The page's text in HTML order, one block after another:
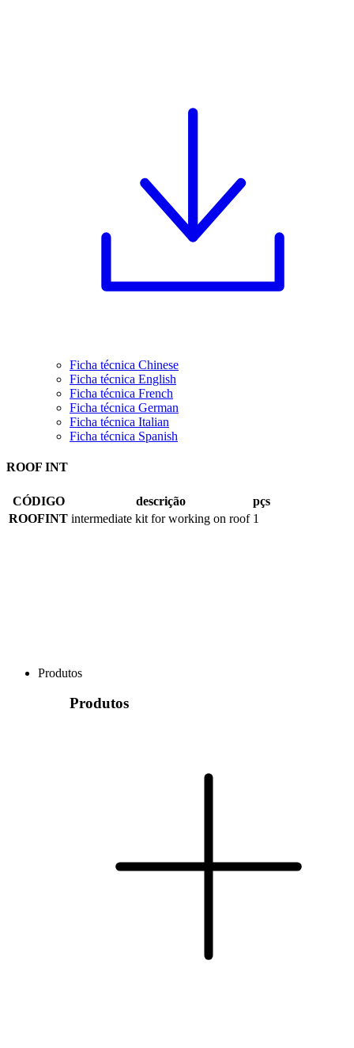
Ficha técnica Chinese
Ficha técnica English
Ficha técnica French
Ficha técnica German
Ficha técnica Italian
Ficha técnica Spanish
ROOF INT
CÓDIGO descrição
pçs
ROOFINT intermediate kit for working on roof 1
Produtos
Produtos